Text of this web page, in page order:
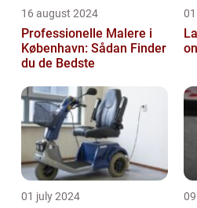
16 august 2024
Professionelle Malere i
København: Sådan Finder
du de Bedste
01 july 2024